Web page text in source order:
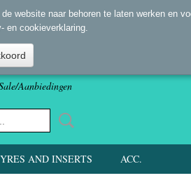
Aanbiedingen
AND INSERTS ACC.
website naar behoren te laten werken en
en cookieverklaring.